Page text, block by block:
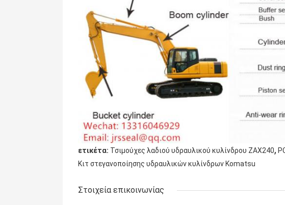
ετικέτα: Τσιμούχες λαδιού υδραυλικού κυλίνδρου ZAX240,
Κιτ στεγανοποίησης υδραυλικών κυλίνδρων Komatsu
Στοιχεία επικοινωνίας